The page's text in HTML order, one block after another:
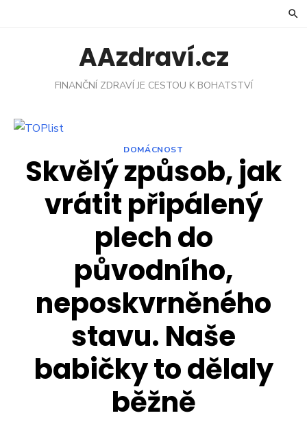
AAzdraví.cz
FINANČNÍ ZDRAVÍ JE CESTOU K BOHATSTVÍ
DOMÁCNOST
Skvělý způsob, jak
vrátit připálený
plech do
původního,
neposkvrněného
stavu. Naše
babičky to dělaly
běžně